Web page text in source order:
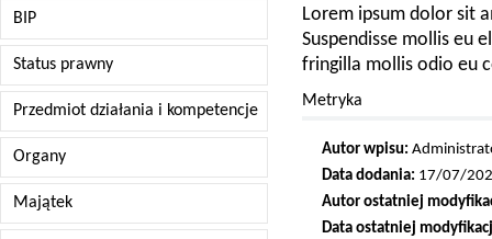
BIP
Status prawny
Przedmiot działania i kompetencje
Organy
Majątek
Lorem ipsum dolor sit
Suspendisse mollis eu
fringilla mollis odio eu
Metryka
Autor wpisu:
Data dodania: 17/07/
Autor ostatniej
Data ostatniej